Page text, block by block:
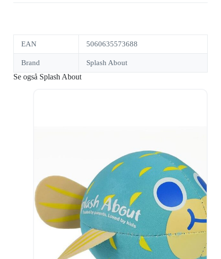
EAN 5060635573688
Brand Splash About
Se også Splash About